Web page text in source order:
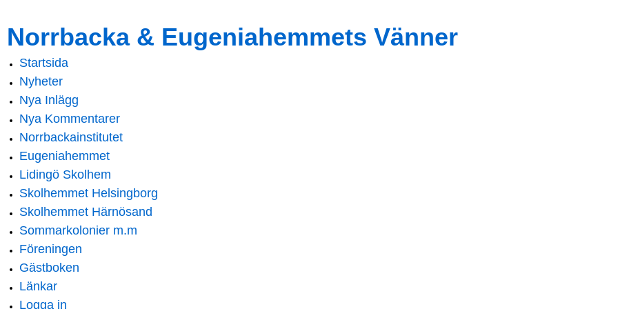
main
content
navigation
Norrbacka & Eugeniahemmets Vänner
Main menu
Startsida
Nyheter
Nya Inlägg
Nya Kommentarer
Norrbackainstitutet
Eugeniahemmet
Lidingö Skolhem
Skolhemmet Helsingborg
Skolhemmet Härnösand
Sommarkolonier m.m
Föreningen
Gästboken
Länkar
Logga in